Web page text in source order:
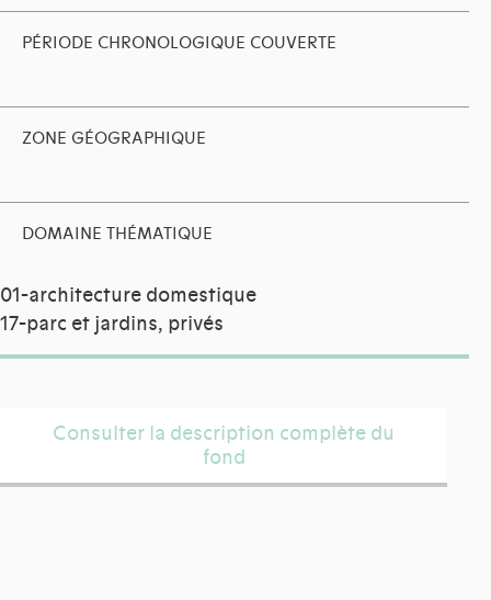
PÉRIODE CHRONOLOGIQUE COUVERTE
ZONE GÉOGRAPHIQUE
DOMAINE THÉMATIQUE
01-architecture domestique
17-parc et jardins, privés
Consulter la description complète du
fond